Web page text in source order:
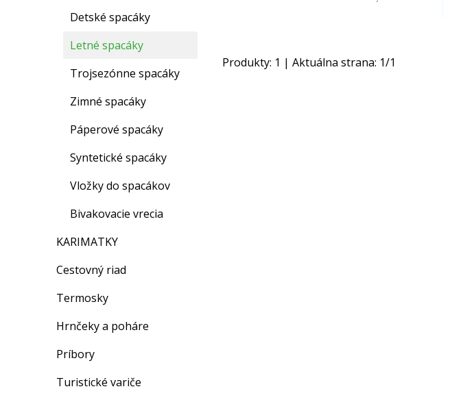
Produkty: 1 | Aktuálna strana: 1/1
Detské spacáky
Letné spacáky
Trojsezónne spacáky
Zimné spacáky
Páperové spacáky
Syntetické spacáky
Vložky do spacákov
Bivakovacie vrecia
KARIMATKY
Cestovný riad
Termosky
Hrnčeky a poháre
Príbory
Turistické variče